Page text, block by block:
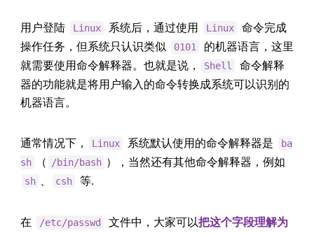
用户登陆 Linux 系统后，通过使用 Linux
命令完成
操作任务，但系统只认识类似
0101
的机器语言，这里
就需要使用命令解释器。也就是说，
Shell
命令解释
器的功能就是将用户输入的命令转换成系统可以识别的
机器语言。
通常情况下， Linux 系统默认使用的命令解释器是
ba
sh
（ /bin/bash ），当然还有其他命令解释器，例如
sh 、 csh 等.
在 /etc/passwd 文件中，大家可以把这个字段理解为